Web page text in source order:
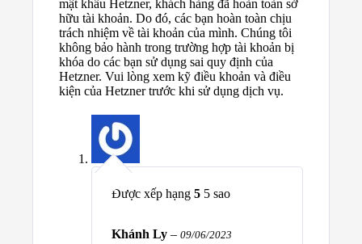
mật khẩu Hetzner, khách hàng đã hoàn toàn sở
hữu tài khoản. Do đó, các bạn hoàn toàn chịu
trách nhiệm về tài khoản của mình. Chúng tôi
không bảo hành trong trường hợp tài khoản bị
khóa do các bạn sử dụng sai quy định của
Hetzner. Vui lòng xem kỹ điều khoản và điều
kiện của Hetzner trước khi sử dụng dịch vụ.
Được xếp hạng 5 5 sao
Khánh Ly – 09/06/2023